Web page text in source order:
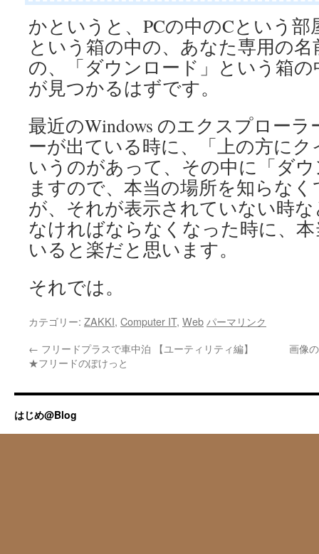
かというと、PCの中のCという
という箱の中の、あなた専用の
の、「ダウンロード」という箱
が見つかるはずです。
最近のWindows のエクスプロー
ーが出ている時に、「上の方に
いうのがあって、その中に「ダ
ますので、本当の場所を知らな
が、それが表示されていない時
なければならなくなった時に、
いると楽だと思います。
それでは。
カテゴリー: ZAKKI, Computer IT, Web パーマリンク
← フリードプラスで車中泊 【ユーティリティ編】
★フリードのぽけっと
画像
はじめ@Blog